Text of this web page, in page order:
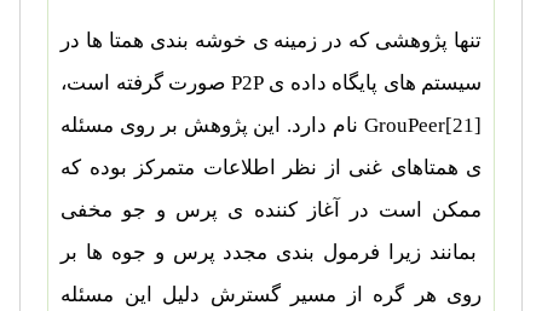
تنها پژوهشی که در زمینه ی خوشه بندی همتا ها در
سیستم های پایگاه داده یP2P صورت گرفته است،
GrouPeer[21] نام دارد. این پژوهش بر روی مسئله
ی همتاهای غنی از نظر اطلاعات متمرکز بوده که
ممکن است در آغاز کننده ی پرس و جو مخفی
بمانند زیرا فرمول بندی مجدد پرس و جوه ها بر
روی هر گره از مسیر گسترش دلیل این مسئله